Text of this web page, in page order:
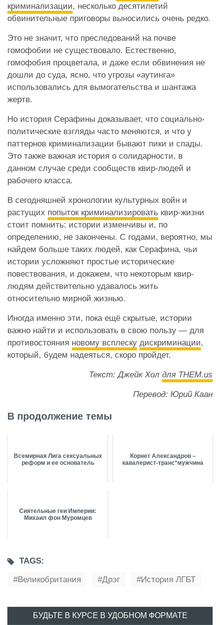
криминализации, несколько десятилетий
обвинительные приговоры выносились очень редко.
Это не значит, что преследований на почве
гомофобии не существовало. Естественно,
гомофобия процветала, и даже если обвинения не
дошли до суда, ясно, что угрозы «аутинга»
использовались для вымогательства и шантажа
жертв.
Но история Серафины доказывает, что социально-
политические взгляды часто меняются, и что у
паттернов криминализации бывают пики и спады.
Это также важная история о солидарности, в
данном случае среди сообществ квир-людей и
рабочего класса.
В сегодняшней хронологии культурных войн и
растущих попыток криминализировать квир-жизни
стоит помнить: истории изменчивы и, по
определению, не закончены. С годами, вероятно, мы
найдем больше таких людей, как Серафина, чьи
истории усложняют простые исторические
повествования, и докажем, что некоторым квир-
людям действительно удавалось жить
относительно мирной жизнью.
Иногда именно эти, пока ещё скрытые, истории
важно найти и использовать в свою пользу — для
противостояния новому всплеску дискриминации,
который, будем надеяться, скоро пройдет.
Текст: Джейк Хол для THEM.us
Перевод: Юрий Каан
В продолжение темы
Всемирная Лига сексуальных
реформ и ее основатель
Корнет Александров –
кавалерист-транс*мужчина
Сиятельные геи Империи:
Михаил фон Муромцев
TAGS:
Великобритания
Дрэг История ЛГБТ
БУДЬТЕ В КУРСЕ В УДОБНОМ ФОРМАТЕ